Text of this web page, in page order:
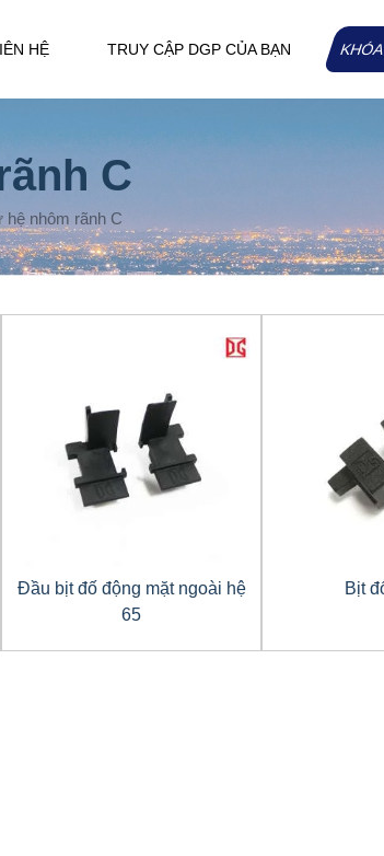
HỆ TRUY CẬP DGP CỦA BẠN
C
hệ nhôm rãnh C
Đầu bịt đố động mặt ngoài hệ
65
Bịt